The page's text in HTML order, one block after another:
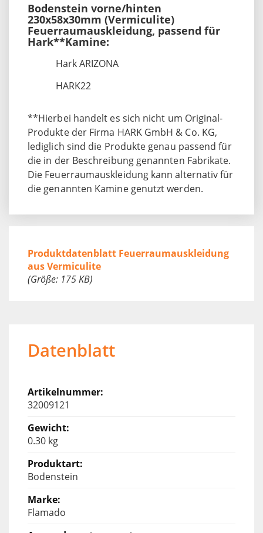
Bodenstein vorne/hinten
230x58x30mm (Vermiculite)
Feuerraumauskleidung, passend für
Hark**Kamine:
Hark ARIZONA
HARK22
**Hierbei handelt es sich nicht um Original-
Produkte der Firma HARK GmbH & Co. KG,
lediglich sind die Produkte genau passend für
die in der Beschreibung genannten Fabrikate.
Die Feuerraumauskleidung kann alternativ für
die genannten Kamine genutzt werden.
Produktdatenblatt Feuerraumauskleidung
aus Vermiculite
(Größe: 175 KB)
Datenblatt
32009121
0.30 kg
Bodenstein
Flamado